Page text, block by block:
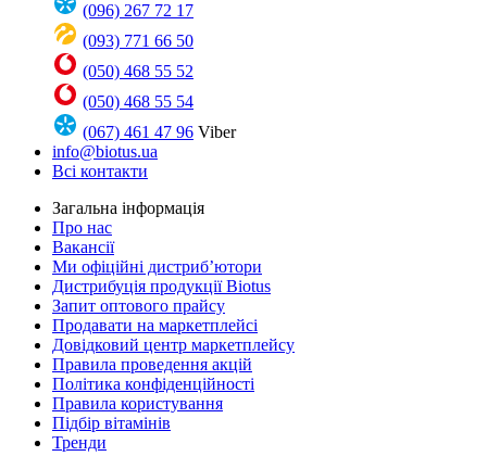
(096) 267 72 17
(093) 771 66 50
(050) 468 55 52
(050) 468 55 54
(067) 461 47 96 Viber
info@biotus.ua
Всі контакти
Загальна інформація
Про нас
Вакансії
Ми офіційні дистриб’ютори
Дистрибуція продукції Biotus
Запит оптового прайсу
Продавати на маркетплейсі
Довідковий центр маркетплейсу
Правила проведення акцій
Політика конфіденційності
Правила користування
Підбір вітамінів
Тренди